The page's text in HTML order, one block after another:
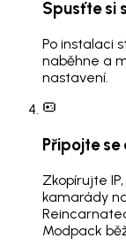
Spusťte si
Po instalaci
naběhne a
nastavení.
Připojte
Zkopírujte
kamarády
Modpack